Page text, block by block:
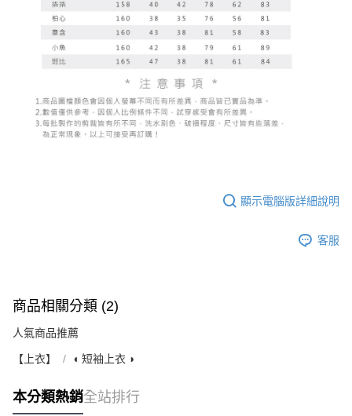
顯示電腦版詳細說明
客服
商品相關分類 (2)
人氣商品推薦
【上衣】 ◖ 短袖上衣 ◗
本分類熱銷全站排行